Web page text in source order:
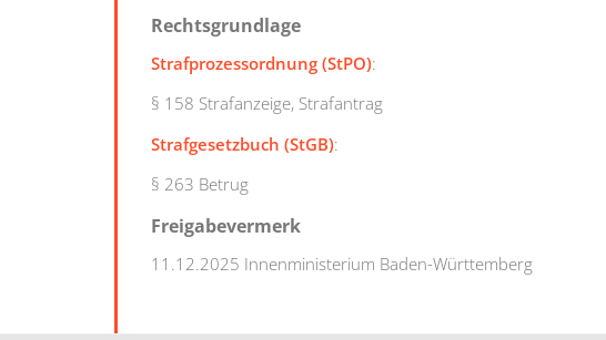
Rechtsgrundlage
Strafprozessordnung (StPO):
§ 158 Strafanzeige, Strafantrag
Strafgesetzbuch (StGB):
§ 263 Betrug
Freigabevermerk
11.12.2025 Innenministerium Baden-Württemberg